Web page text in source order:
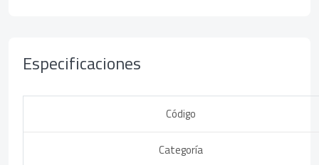
Especificaciones
Código
Categoría